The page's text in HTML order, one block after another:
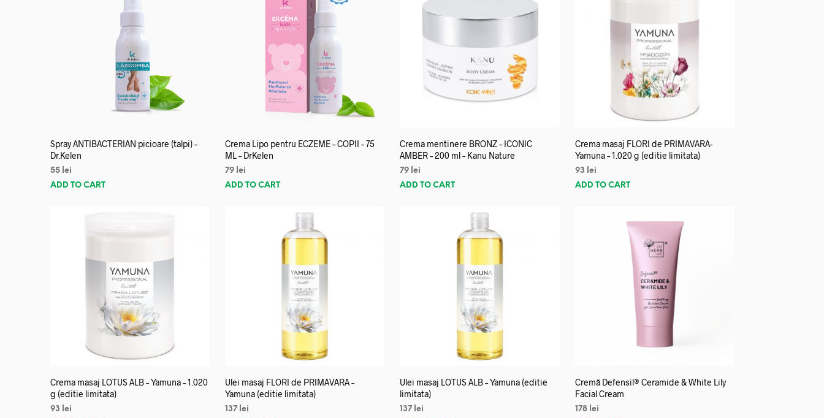
Spray ANTIBACTERIAN picioare (talpi) –
Dr.Kelen
55 lei
ADD TO CART
Crema Lipo pentru ECZEME – COPII – 75
ML – DrKelen
79 lei
ADD TO CART
Crema mentinere BRONZ – ICONIC
AMBER – 200 ml – Kanu Nature
79 lei
ADD TO CART
Crema masaj FLORI de PRIMAVARA-
Yamuna – 1.020 g (editie limitata)
93
lei
ADD TO CART
Crema masaj LOTUS ALB – Yamuna – 1.020
g (editie limitata)
93
lei
Ulei masaj FLORI de PRIMAVARA –
Yamuna (editie limitata)
137 lei
Ulei masaj LOTUS ALB – Yamuna (editie
limitata)
137 lei
Cremă Defensil® Ceramide & White Lily
Facial Cream
178 lei